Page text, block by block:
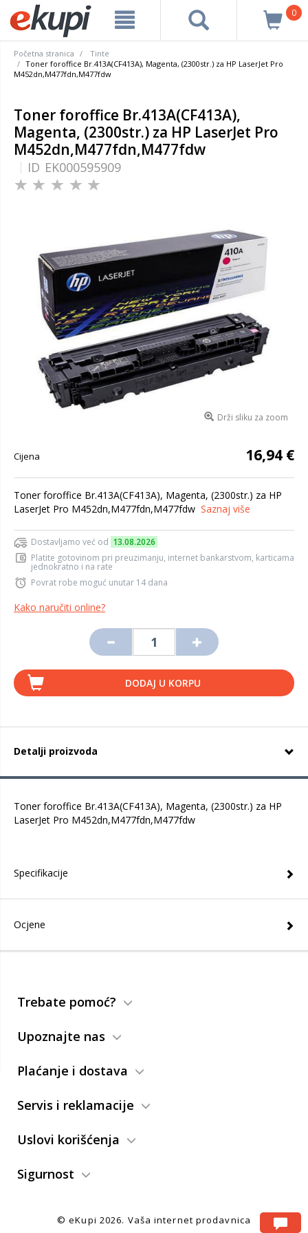
0
Početna stranica
Tinte
Toner foroffice Br.413A(CF413A), Magenta, (2300str.) za HP LaserJet Pro
M452dn,M477fdn,M477fdw
Toner foroffice Br.413A(CF413A),
Magenta, (2300str.) za HP LaserJet Pro
M452dn,M477fdn,M477fdw
ID EK000595909
Drži sliku za zoom
Cijena 16,94 €
Toner foroffice Br.413A(CF413A), Magenta, (2300str.) za HP
LaserJet Pro M452dn,M477fdn,M477fdw Saznaj više
Dostavljamo već od 13.08.2026
Platite gotovinom pri preuzimanju, internet bankarstvom, karticama
jednokratno i na rate
Povrat robe moguć unutar 14 dana
Kako naručiti online?
DODAJ U KORPU
Detalji proizvoda
Toner foroffice Br.413A(CF413A), Magenta, (2300str.) za HP
LaserJet Pro M452dn,M477fdn,M477fdw
Specifikacije
Ocjene
Trebate pomoć?
Upoznajte nas
Plaćanje i dostava
Servis i reklamacije
Uslovi korišćenja
Sigurnost
© eKupi 2026. Vaša internet prodavnica